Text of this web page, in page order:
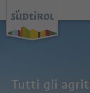
Tutti gli